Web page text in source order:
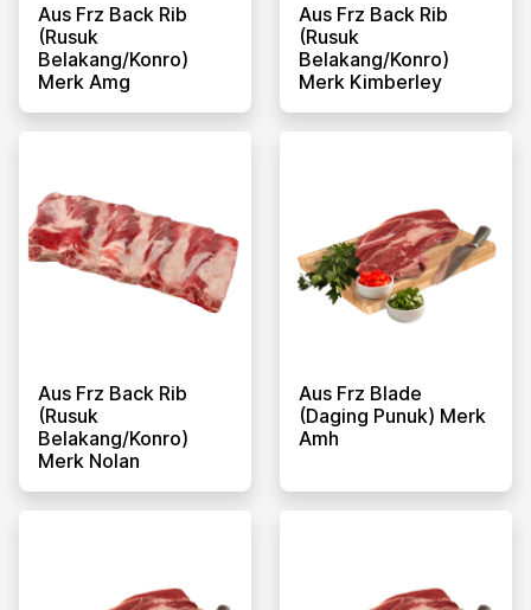
Aus Frz Back Rib
(rusuk
Belakang/konro)
Merk Amg
Aus Frz Back Rib
(rusuk
Belakang/konro)
Merk Kimberley
Aus Frz Back Rib
(rusuk
Belakang/konro)
Merk Nolan
Aus Frz Blade
(daging Punuk) Merk
Amh